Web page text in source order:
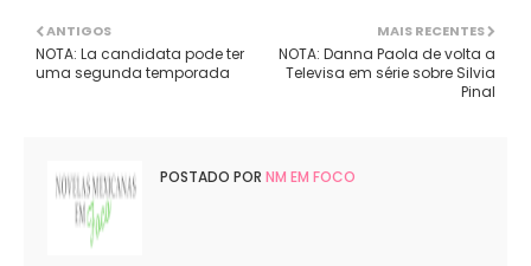
MAIS RECENTES
NOTA: Danna Paola de volta a
Televisa em série sobre Silvia
Pinal
ANTIGOS
NOTA: La candidata pode ter
uma segunda temporada
POSTADO POR NM EM FOCO